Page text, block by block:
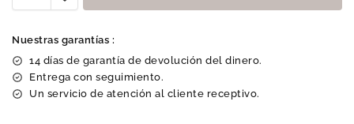
Nuestras garantías :
14 días de garantía de devolución del dinero.
Entrega con seguimiento.
Un servicio de atención al cliente receptivo.